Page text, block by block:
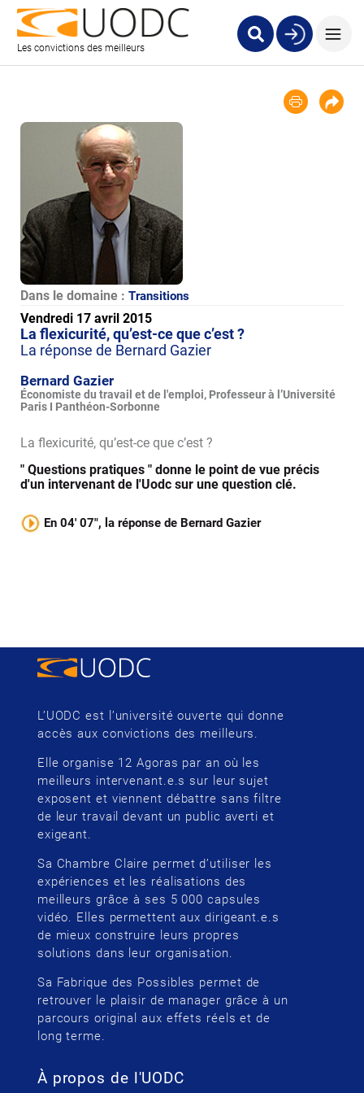
Les convictions des meilleurs
Dans le domaine : Transitions
Vendredi 17 avril 2015
La flexicurité, qu’est-ce que c’est ?
La réponse de Bernard Gazier
Bernard Gazier
Économiste du travail et de l'emploi, Professeur à l’Université
Paris I Panthéon-Sorbonne
La flexicurité, qu’est-ce que c’est ?
" Questions pratiques " donne le point de vue précis
d'un intervenant de l'Uodc sur une question clé.
En 04' 07", la réponse de Bernard Gazier
L’UODC est l’université ouverte qui donne
accès aux convictions des meilleurs.
Elle organise 12 Agoras par an où les
meilleurs intervenant.e.s sur leur sujet
exposent et viennent débattre sans filtre
de leur travail devant un public averti et
exigeant.
Sa Chambre Claire permet d’utiliser les
expériences et les réalisations des
meilleurs grâce à ses 5 000 capsules
vidéo. Elles permettent aux dirigeant.e.s
de mieux construire leurs propres
solutions dans leur organisation.
Sa Fabrique des Possibles permet de
retrouver le plaisir de manager grâce à un
parcours original aux effets réels et de
long terme.
À propos de l'UODC